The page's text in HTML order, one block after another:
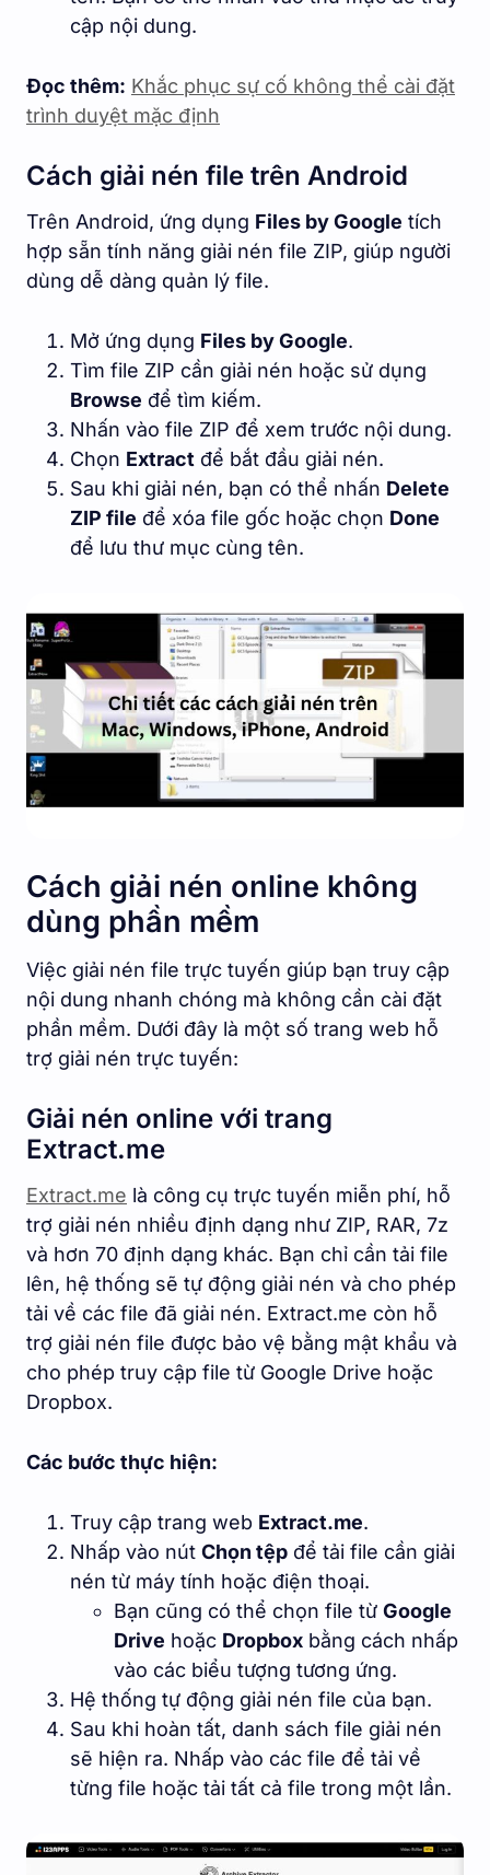
cập nội dung.
Đọc thêm: Khắc phục sự cố không thể cài đặt
trình duyệt mặc định
Cách giải nén file trên Android
Trên Android, ứng dụng Files by Google tích
hợp sẵn tính năng giải nén file ZIP, giúp người
dùng dễ dàng quản lý file.
Mở ứng dụng Files by Google.
Tìm file ZIP cần giải nén hoặc sử dụng
Browse để tìm kiếm.
Nhấn vào file ZIP để xem trước nội dung.
Chọn Extract để bắt đầu giải nén.
Sau khi giải nén, bạn có thể nhấn Delete
ZIP file để xóa file gốc hoặc chọn Done
để lưu thư mục cùng tên.
Cách giải nén online không
dùng phần mềm
Việc giải nén file trực tuyến giúp bạn truy cập
nội dung nhanh chóng mà không cần cài đặt
phần mềm. Dưới đây là một số trang web hỗ
trợ giải nén trực tuyến:
Giải nén online với trang
Extract.me
Extract.me là công cụ trực tuyến miễn phí, hỗ
trợ giải nén nhiều định dạng như ZIP, RAR, 7z
và hơn 70 định dạng khác. Bạn chỉ cần tải file
lên, hệ thống sẽ tự động giải nén và cho phép
tải về các file đã giải nén. Extract.me còn hỗ
trợ giải nén file được bảo vệ bằng mật khẩu và
cho phép truy cập file từ Google Drive hoặc
Dropbox.
Các bước thực hiện:
Truy cập trang web Extract.me.
Nhấp vào nút Chọn tệp để tải file cần giải
nén từ máy tính hoặc điện thoại.
Bạn cũng có thể chọn file từ Google
Drive hoặc Dropbox bằng cách nhấp
vào các biểu tượng tương ứng.
Hệ thống tự động giải nén file của bạn.
Sau khi hoàn tất, danh sách file giải nén
sẽ hiện ra. Nhấp vào các file để tải về
từng file hoặc tải tất cả file trong một lần.